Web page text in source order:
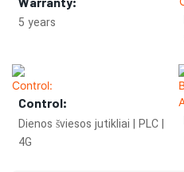
5 years
Control:
Dienos šviesos jutikliai | PLC |
4G